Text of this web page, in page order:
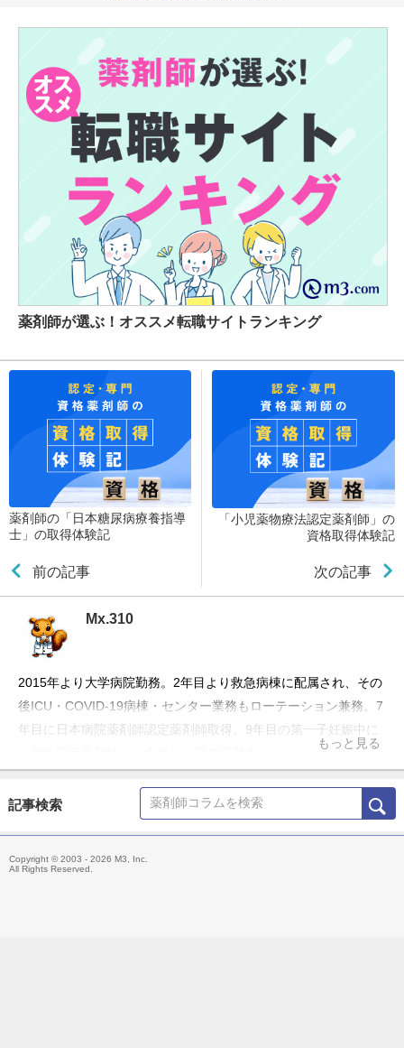
薬剤師が選ぶ！オススメ転職サイトランキング
薬剤師の「日本糖尿病療養指導
士」の取得体験記
前の記事
「小児薬物療法認定薬剤師」の
資格取得体験記
次の記事
Mx.310
2015年より大学病院勤務。2年目より救急病棟に配属され、その
後ICU・COVID-19病棟・センター業務もローテーション兼務。7
年目に日本病院薬剤師認定薬剤師取得。9年目の第一子妊娠中に
もっと見る
記事検索
Copyright © 2003 - 2026 M3, Inc.
All Rights Reserved.